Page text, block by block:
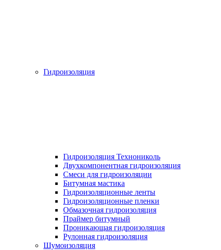
Гидроизоляция
Гидроизоляция Технониколь
Двухкомпонентная гидроизоляция
Смеси для гидроизоляции
Битумная мастика
Гидроизоляционные ленты
Гидроизоляционные пленки
Обмазочная гидроизоляция
Праймер битумный
Проникающая гидроизоляция
Рулонная гидроизоляция
Шумоизоляция